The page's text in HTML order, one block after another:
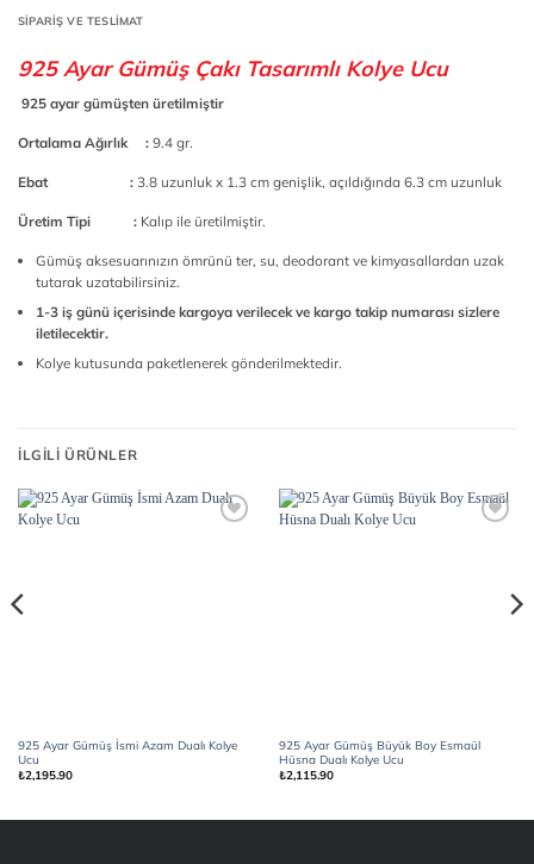
SIPARIŞ VE TESLIMAT
925 Ayar Gümüş Çakı Tasarımlı Kolye Ucu
925 ayar gümüşten üretilmiştir
Ortalama Ağırlık : 9.4 gr.
Ebat : 3.8 uzunluk x 1.3 cm genişlik, açıldığında 6.3 cm uzunluk
Üretim Tipi : Kalıp ile üretilmiştir.
Gümüş aksesuarınızın ömrünü ter, su, deodorant ve kimyasallardan uzak
tutarak uzatabilirsiniz.
1-3 iş günü içerisinde kargoya verilecek ve kargo takip numarası sizlere
iletilecektir.
Kolye kutusunda paketlenerek gönderilmektedir.
İLGILI ÜRÜNLER
925 Ayar Gümüş İsmi Azam Dualı Kolye
Ucu
₺2,195.90
925 Ayar Gümüş Büyük Boy Esmaül
Hüsna Dualı Kolye Ucu
₺2,115.90